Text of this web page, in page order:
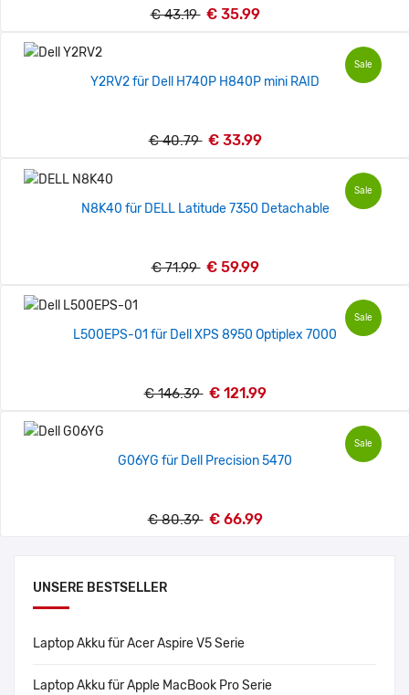
UNSERE BESTSELLER
Laptop Akku für Acer Aspire V5 Serie
Laptop Akku für Apple MacBook Pro Serie
€ 43.19 € 35.99
Sale
Y2RV2 für Dell H740P H840P mini RAID
€ 40.79 € 33.99
Sale
N8K40 für DELL Latitude 7350 Detachable
€ 71.99 € 59.99
Sale
L500EPS-01 für Dell XPS 8950 Optiplex 7000
€ 146.39 € 121.99
Sale
G06YG für Dell Precision 5470
€ 80.39 € 66.99